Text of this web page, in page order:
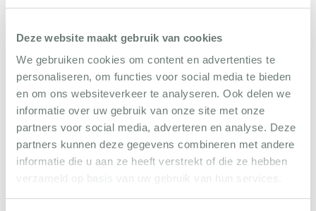
Deze website maakt gebruik van cookies
We gebruiken cookies om content en advertenties te
personaliseren, om functies voor social media te bieden
en om ons websiteverkeer te analyseren. Ook delen we
informatie over uw gebruik van onze site met onze
partners voor social media, adverteren en analyse. Deze
partners kunnen deze gegevens combineren met andere
informatie die u aan ze heeft verstrekt of die ze hebben
verzameld op basis van uw gebruik van hun services.
eine Toilette.
Haus 2 für 6 Personen:
grosszügigen klimatisierten Wohnbereich mit einer
sehr gut ausgestattete Küche (unter anderem
Geschirrspüler, Nespresso, Backofen) mit Esstisch.
Es gibt im Haus drei klimatisierte Schlafzimmer und
3 Badezimmer. Ein Schlafzimmer mit grossem